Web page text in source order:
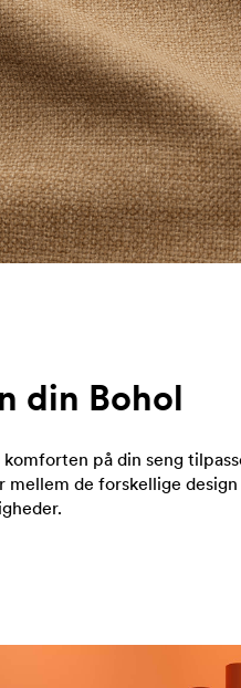
din Bohol
på din seng
de forskellige design